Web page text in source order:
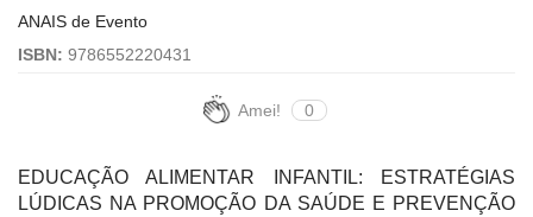
ANAIS de Evento
ISBN: 9786552220431
Amei! 0
EDUCAÇÃO ALIMENTAR INFANTIL: ESTRATÉGIAS
LÚDICAS NA PROMOÇÃO DA SAÚDE E PREVENÇÃO